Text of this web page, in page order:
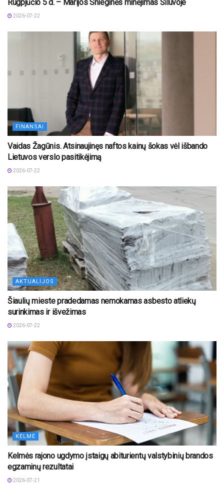
Rugpjūčio 5 d. – Marijos Snieginės minėjimas Šiluvoje
2026-07-22
FINANSAI
Vaidas Žagūnis. Atsinaujinęs naftos kainų šokas vėl išbando
Lietuvos verslo pasitikėjimą
2026-07-22
AKTUALIJOS
Šiaulių mieste pradedamas nemokamas asbesto atliekų
surinkimas ir išvežimas
2026-07-22
KELMĖ
Kelmės rajono ugdymo įstaigų abiturientų valstybinių brandos
egzaminų rezultatai
2026-07-21